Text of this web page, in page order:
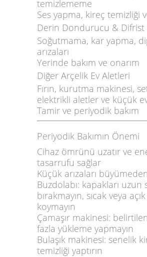
temizlememe
Ses yapma, kireç temizliği
Derin Dondurucu & Difrist
Soğutmama, kar yapma,
arızaları
Yerinde bakım ve onarım
Diğer Arçelik Ev Aletleri
Fırın, kurutma makinesi,
elektrikli aletler ve küçük
Tamir ve periyodik bakım
Periyodik Bakımın Önemi
Cihaz ömrünü uzatır ve
tasarrufu sağlar
Küçük arızaları
Buzdolabı: kapakları uzun
bırakmayın, sıcak veya
koymayın
Çamaşır makinesi:
fazla yükleme yapmayın
Bulaşık makinesi: senelik
temizliği yaptırın